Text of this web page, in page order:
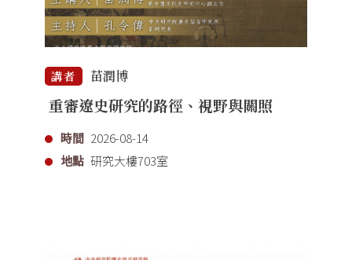
講者 苗潤博
重審遼史研究的路徑、視野與關照
時間 2026-08-14
地點 研究大樓703室